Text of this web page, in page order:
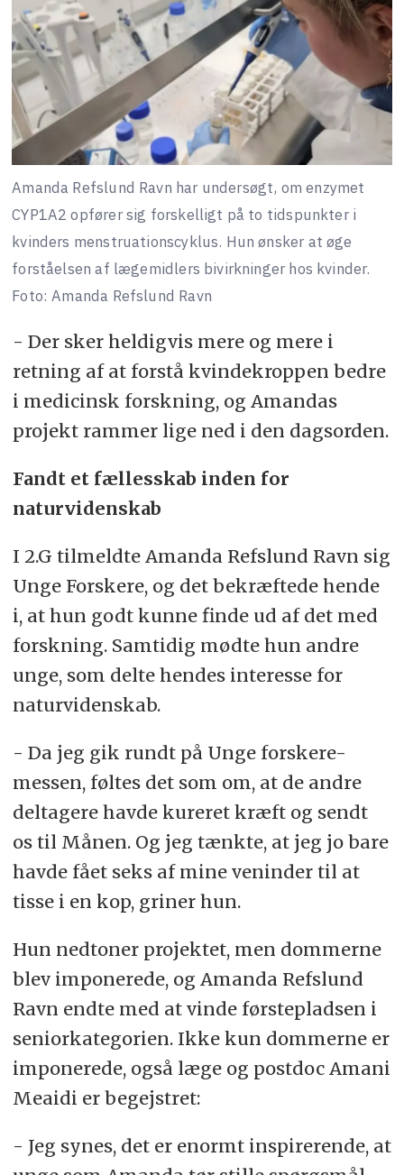
Amanda Refslund Ravn har undersøgt, om enzymet
CYP1A2 opfører sig forskelligt på to tidspunkter i
kvinders menstruationscyklus. Hun ønsker at øge
forståelsen af lægemidlers bivirkninger hos kvinder.
Foto: Amanda Refslund Ravn
- Der sker heldigvis mere og mere i
retning af at forstå kvindekroppen bedre
i medicinsk forskning, og Amandas
projekt rammer lige ned i den dagsorden.
Fandt et fællesskab inden for
naturvidenskab
I 2.G tilmeldte Amanda Refslund Ravn sig
Unge Forskere, og det bekræftede hende
i, at hun godt kunne finde ud af det med
forskning. Samtidig mødte hun andre
unge, som delte hendes interesse for
naturvidenskab.
- Da jeg gik rundt på Unge forskere-
messen, føltes det som om, at de andre
deltagere havde kureret kræft og sendt
os til Månen. Og jeg tænkte, at jeg jo bare
havde fået seks af mine veninder til at
tisse i en kop, griner hun.
Hun nedtoner projektet, men dommerne
blev imponerede, og Amanda Refslund
Ravn endte med at vinde førstepladsen i
seniorkategorien. Ikke kun dommerne er
imponerede, også læge og postdoc Amani
Meaidi er begejstret:
- Jeg synes, det er enormt inspirerende, at